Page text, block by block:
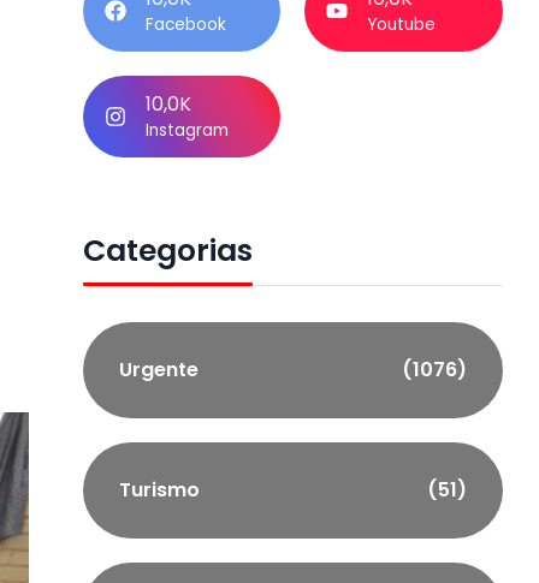
Facebook Youtube
10,0K
Instagram
Categorias
Urgente (1076)
Turismo (51)